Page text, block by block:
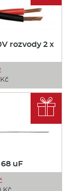
rozvody 2 x
uF
